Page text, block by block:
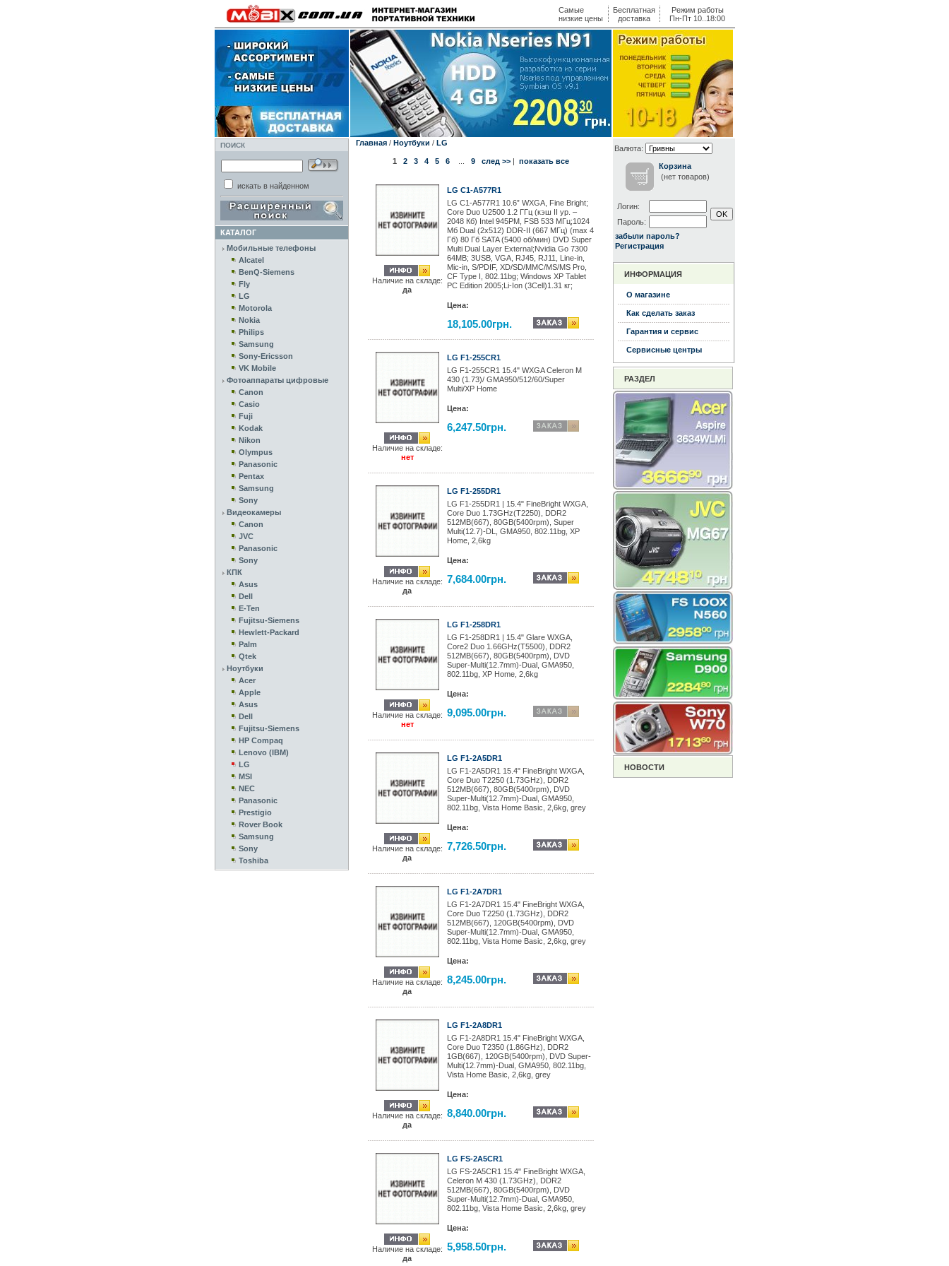
Самые
низкие цены
Бесплатная
доставка
Режим работы
Пн-Пт 10..18:00
ПОИСК
искать в найденном
КАТАЛОГ
Мобильные телефоны
Alcatel
BenQ-Siemens
Fly
LG
Motorola
Nokia
Philips
Samsung
Sony-Ericsson
VK Mobile
Фотоаппараты цифровые
Canon
Casio
Fuji
Kodak
Nikon
Olympus
Panasonic
Pentax
Samsung
Sony
Видеокамеры
Canon
JVC
Panasonic
Sony
КПК
Asus
Dell
E-Ten
Fujitsu-Siemens
Hewlett-Packard
Palm
Qtek
Ноутбуки
Acer
Apple
Asus
Dell
Fujitsu-Siemens
HP Compaq
Lenovo (IBM)
LG
MSI
NEC
Panasonic
Prestigio
Rover Book
Samsung
Sony
Toshiba
Главная/ Ноутбуки / LG
1 2 3 4 5 6... 9 след >>| показать все
Наличие на складе:
да
LG C1-A577R1
LG C1-A577R1 10.6” WXGA, Fine Bright;
Core Duo U2500 1.2 ГГц (кэш II ур. –
2048 Кб) Intel 945PM, FSB 533 МГц;1024
Mб Dual (2x512) DDR-II (667 МГц) (max 4
Гб) 80 Гб SATA (5400 об/мин) DVD Super
Multi Dual Layer External;Nvidia Go 7300
64MB; 3USB, VGA, RJ45, RJ11, Line-in,
Mic-in, S/PDIF, XD/SD/MMC/MS/MS Pro,
CF Type I, 802.11bg; Windows XP Tablet
PC Edition 2005;Li-Ion (3Cell)1.31 кг;
Цена:
18,105.00грн.
Наличие на складе:
нет
LG F1-255CR1
LG F1-255CR1 15.4" WXGA Celeron M
430 (1.73)/ GMA950/512/60/Super
Multi/XP Home
Цена:
6,247.50грн.
Наличие на складе:
да
LG F1-255DR1
LG F1-255DR1 | 15.4" FineBright WXGA,
Core Duo 1.73GHz(T2250), DDR2
512MB(667), 80GB(5400rpm), Super
Multi(12.7)-DL, GMA950, 802.11bg, XP
Home, 2,6kg
Цена:
7,684.00грн.
Наличие на складе:
нет
LG F1-258DR1
LG F1-258DR1 | 15.4" Glare WXGA,
Core2 Duo 1.66GHz(T5500), DDR2
512MB(667), 80GB(5400rpm), DVD
Super-Multi(12.7mm)-Dual, GMA950,
802.11bg, XP Home, 2,6kg
Цена:
9,095.00грн.
Наличие на складе:
да
LG F1-2A5DR1
LG F1-2A5DR1 15.4" FineBright WXGA,
Core Duo T2250 (1.73GHz), DDR2
512MB(667), 80GB(5400rpm), DVD
Super-Multi(12.7mm)-Dual, GMA950,
802.11bg, Vista Home Basic, 2,6kg, grey
Цена:
7,726.50грн.
Наличие на складе:
да
LG F1-2A7DR1
LG F1-2A7DR1 15.4" FineBright WXGA,
Core Duo T2250 (1.73GHz), DDR2
512MB(667), 120GB(5400rpm), DVD
Super-Multi(12.7mm)-Dual, GMA950,
802.11bg, Vista Home Basic, 2,6kg, grey
Цена:
8,245.00грн.
Наличие на складе:
да
LG F1-2A8DR1
LG F1-2A8DR1 15.4" FineBright WXGA,
Core Duo T2350 (1.86GHz), DDR2
1GB(667), 120GB(5400rpm), DVD Super-
Multi(12.7mm)-Dual, GMA950, 802.11bg,
Vista Home Basic, 2,6kg, grey
Цена:
8,840.00грн.
Наличие на складе:
да
LG FS-2A5CR1
LG FS-2A5CR1 15.4" FineBright WXGA,
Celeron M 430 (1.73GHz), DDR2
512MB(667), 80GB(5400rpm), DVD
Super-Multi(12.7mm)-Dual, GMA950,
802.11bg, Vista Home Basic, 2,6kg, grey
Цена:
5,958.50грн.
Валюта:
Корзина
(нет товаров)
Логин:
Пароль:
забыли пароль?
Регистрация
ИНФОРМАЦИЯ
О магазине
Как сделать заказ
Гарантия и сервис
Сервисные центры
РАЗДЕЛ
НОВОСТИ